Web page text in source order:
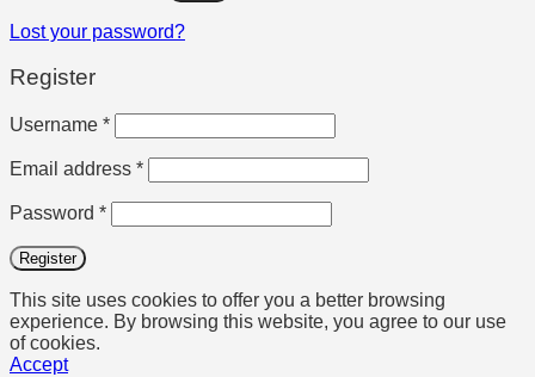
Lost your password?
Register
Username *Required
Email address *Required
Password *Required
Register
This site uses cookies to offer you a better browsing
experience. By browsing this website, you agree to our use
of cookies.
Accept